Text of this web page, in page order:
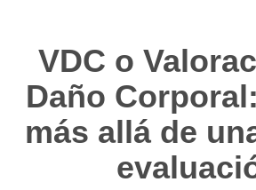
VDC o
Daño
más allá de